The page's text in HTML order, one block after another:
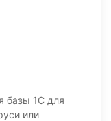
базы 1С для
или